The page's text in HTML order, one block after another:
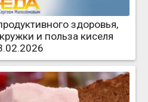
здоровья,
и польза киселя